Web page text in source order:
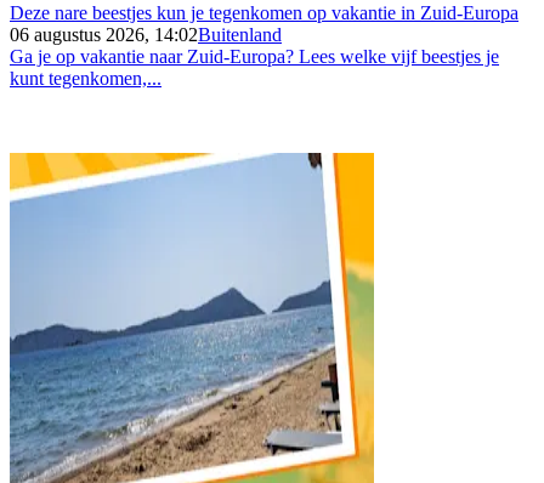
Deze nare beestjes kun je tegenkomen op vakantie in Zuid-Europa
06 augustus 2026, 14:02Buitenland
Ga je op vakantie naar Zuid-Europa? Lees welke vijf beestjes je
kunt tegenkomen,...